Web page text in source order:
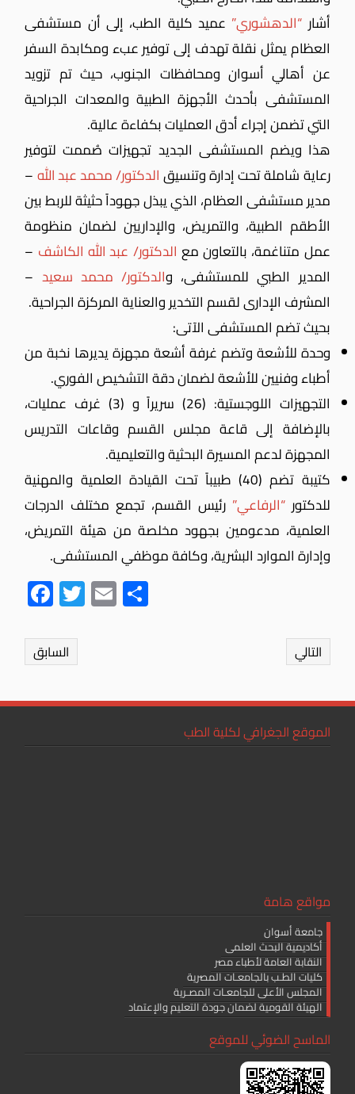
أشار “الدهشوري” عميد كلية الطب، إلى أن مستشفى
العظام يمثل نقلة تهدف إلى توفير عبء ومكابدة السفر
عن أهالي أسوان ومحافظات الجنوب، حيث تم تزويد
المستشفى بأحدث الأجهزة الطبية والمعدات الجراحية
التي تضمن إجراء أدق العمليات بكفاءة عالية.
هذا ويضم المستشفى الجديد تجهيزات صُممت لتوفير
رعاية شاملة تحت إدارة وتنسيقالدكتور/ محمد عبد الله–
مدير مستشفى العظام، الذي يبذل جهوداً حثيثة للربط بين
الأطقم الطبية، والتمريض، والإداريين لضمان منظومة
عمل متناغمة، بالتعاون مع الدكتور/ عبد الله الكاشف –
المدير الطبي للمستشفى، والدكتور/ محمد سعيد –
المشرف الإدارى لقسم التخدير والعناية المركزة الجراحية.
بحيث تضم المستشفى الآتى:
وحدة للأشعة وتضم غرفة أشعة مجهزة يديرها نخبة من
أطباء وفنيين للأشعة لضمان دقة التشخيص الفوري.
التجهيزات اللوجستية: (26) سريراً و (3) غرف عمليات،
بالإضافة إلى قاعة مجلس القسم وقاعات التدريس
المجهزة لدعم المسيرة البحثية والتعليمية.
كتيبة تضم (40) طبيباً تحت القيادة العلمية والمهنية
للدكتور “الرفاعي” رئيس القسم، تجمع مختلف الدرجات
العلمية، مدعومين بجهود مخلصة من هيئة التمريض،
وإدارة الموارد البشرية، وكافة موظفي المستشفى.
Fac
ok
Twit
Ema
السابق التالي
الموقع الجغرافي لكلية الطب
مواقع هامة
جامعة أسوان
أكاديمية البحث العلمى
النقابة العامة لأطباء مصر
كليات الطـب بالجامعـات المصرية
المجلس الأعلى للجامعـات المصـرية
الهيئة القومية لضمان جودة التعليم والإعتماد
الماسح الضوئي للموقع